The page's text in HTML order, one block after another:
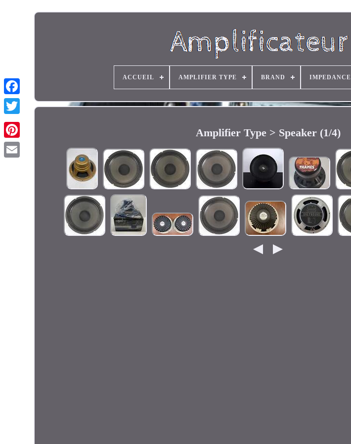
ACCUEIL AMPLIFIER TYPE BRAND IMPEDANCE
Amplifier Type > Speaker (1/4)